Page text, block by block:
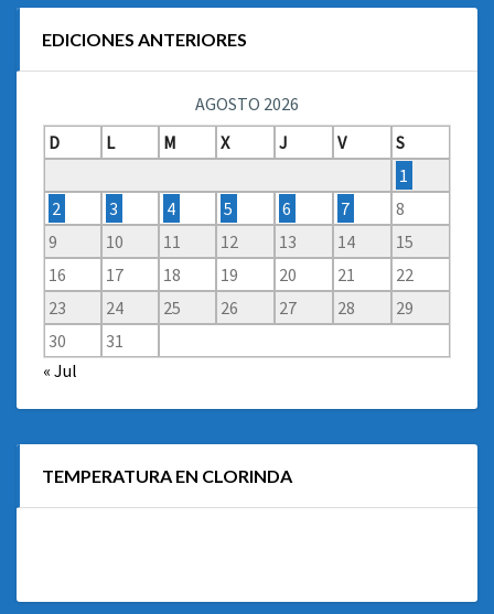
EDICIONES ANTERIORES
AGOSTO 2026
D
L M X J V
S
1
2
3 4 5 6 7
8
9
10 11 12 13 14
15
16
17 18 19 20 21
22
23
24 25 26 27 28
29
30
31
« Jul
TEMPERATURA EN CLORINDA